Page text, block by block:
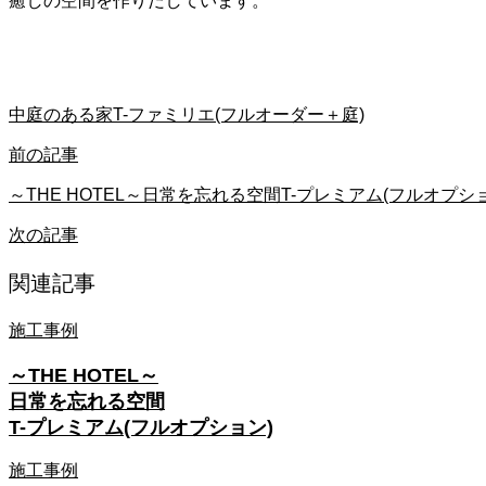
中庭のある家T-ファミリエ(フルオーダー＋庭)
前の記事
～THE HOTEL～日常を忘れる空間T-プレミアム(フルオプシ
次の記事
関連記事
施工事例
～THE HOTEL～
日常を忘れる空間
T-プレミアム(フルオプション)
施工事例